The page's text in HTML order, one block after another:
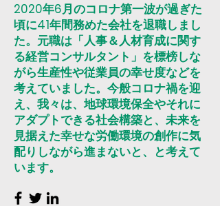
2020年6月のコロナ第一波が過ぎた
頃に41年間務めた会社を退職しまし
た。元職は「人事＆人材育成に関す
る経営コンサルタント」を標榜しな
がら生産性や従業員の幸せ度などを
考えていました。今般コロナ禍を迎
え、我々は、地球環境保全やそれに
アダプトできる社会構築と、未来を
見据えた幸せな労働環境の創作に気
配りしながら進まないと、と考えて
います。